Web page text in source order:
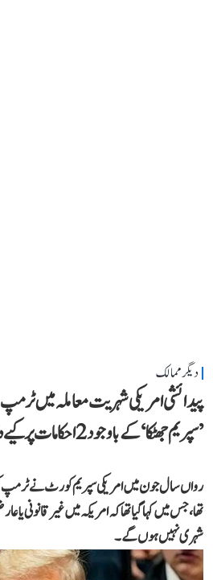
دیگر ممالک
پیدائشی امریکی شہریت معاملہ میں
’سپریم جھٹکا‘ کے باوجود 2 احکامات پر کیے دستخط
رواں سال جون میں امریکی سپریم کورٹ نے ٹرمپ
تھا، جس میں کہا گیا تھا کہ امریکہ میں غیر قانونی یا
شہری نہیں ہوں گے۔